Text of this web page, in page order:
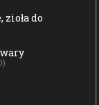
zioła do